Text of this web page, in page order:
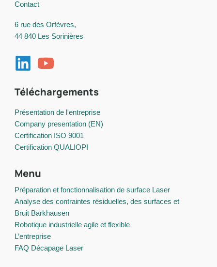
Contact
6 rue des Orfèvres,
44 840 Les Sorinières
Téléchargements
Présentation de l'entreprise
Company presentation (EN)
Certification ISO 9001
Certification QUALIOPI
Menu
Préparation et fonctionnalisation de surface Laser
Analyse des contraintes résiduelles, des surfaces et
Bruit Barkhausen
Robotique industrielle agile et flexible
L’entreprise
FAQ Décapage Laser